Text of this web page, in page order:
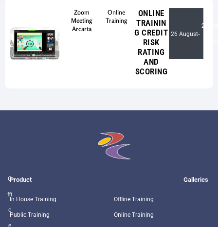
Zoom
Meeting
Arcarta
Online
Training
ONLINE
TRAININ
G CREDIT
RISK
RATING
AND
SCORING
26 August-
28
O
ffi
c
e
Product
In House Training
Public Training
Galleries
Offline Training
Online Training